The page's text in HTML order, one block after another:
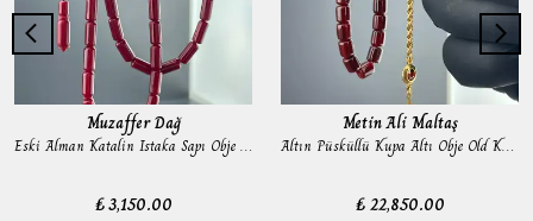
Muzaffer Dağ
Eski Alman Katalin Istaka Sapı Obje Tesbih
₺ 3,150.00
Metin Ali Maltaş
Altın Püsküllü Kupa Altı Obje Old Katalin Tesbih
₺ 22,850.00